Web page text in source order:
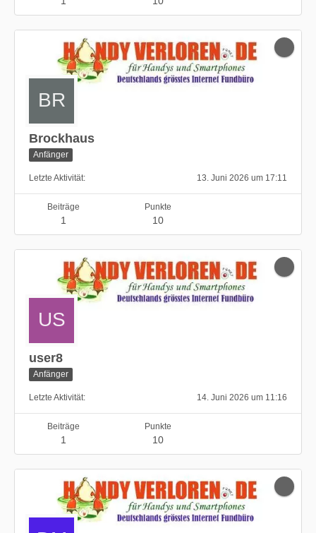
Brockhaus
Anfänger
Letzte Aktivität 13. Juni 2026 um 17:11
Beiträge
1
Punkte
10
user8
Anfänger
Letzte Aktivität 14. Juni 2026 um 11:16
Beiträge
1
Punkte
10